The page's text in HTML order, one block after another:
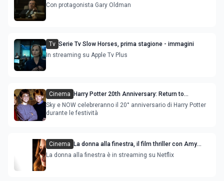
Con protagonista Gary Oldman
Tv Serie Tv Slow Horses, prima stagione - immagini
In streaming su Apple Tv Plus
Cinema
Harry Potter 20th Anniversary: ​​Return to
Hogwarts, l'attesa reunion del cast 20 anni dopo
Sky e NOW celebreranno il 20° anniversario di Harry Potter
durante le festività
Cinema
La donna alla finestra, il film thriller con Amy
Adams e Anthony Mackye
La donna alla finestra è in streaming su Netflix